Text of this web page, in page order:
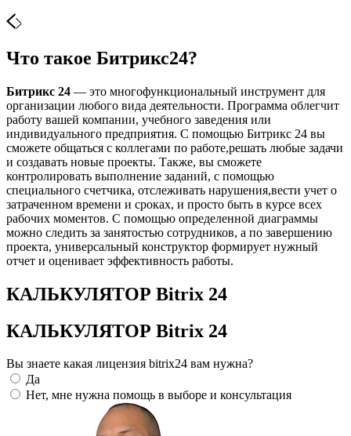
Что такое Битрикс24?
Битрикс 24 — это многофункциональный инструмент для
организации любого вида деятельности. Программа облегчит
работу вашей компании, учебного заведения или
индивидуального предприятия. С помощью Битрикс 24 вы
сможете общаться с коллегами по работе,решать любые задачи
и создавать новые проекты. Также, вы сможете
контролировать выполнение заданий, с помощью
специального счетчика, отслеживать нарушения,вести учет о
затраченном времени и сроках, и просто быть в курсе всех
рабочих моментов. С помощью определенной диаграммы
можно следить за занятостью сотрудников, а по завершению
проекта, универсальный конструктор формирует нужный
отчет и оценивает эффективность работы.
КАЛЬКУЛЯТОР Bitrix 24
КАЛЬКУЛЯТОР Bitrix 24
Вы знаете какая лицензия bitrix24 вам нужна?
Да
Нет, мне нужна помощь в выборе и консультация